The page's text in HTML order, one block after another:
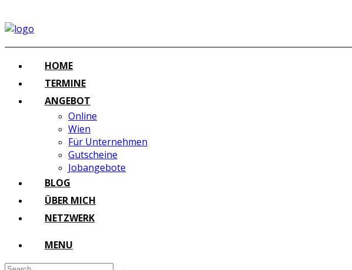
HOME
TERMINE
ANGEBOT
Online
Wien
Für Unternehmen
Gutscheine
Jobangebote
BLOG
ÜBER MICH
NETZWERK
MENU